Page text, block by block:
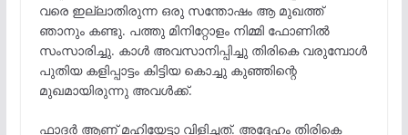
വരെ ഇല്ലാതിരുന്ന ഒരു സന്തോഷം ആ മുഖത്ത്
ഞാനും കണ്ടു. പത്തു മിനിറ്റോളം നിമ്മി ഫോണിൽ
സംസാരിച്ചു. കാൾ അവസാനിപ്പിച്ചു തിരികെ വരുമ്പോൾ
പുതിയ കളിപ്പാട്ടം കിട്ടിയ കൊച്ചു കുഞ്ഞിന്റെ
മുഖമായിരുന്നു അവൾക്ക്.
ഫാദർ ആണ് മഹിയേട്ടാ വിളിച്ചത്. അദ്ദേഹം തിരികെ